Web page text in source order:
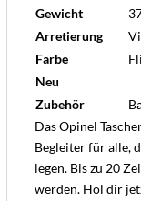
Gewicht
Arretierung
Farbe
Neu
Zubehör
Das Opinel
Begleiter für alle,
legen. Bis zu 20
werden. Hol dir